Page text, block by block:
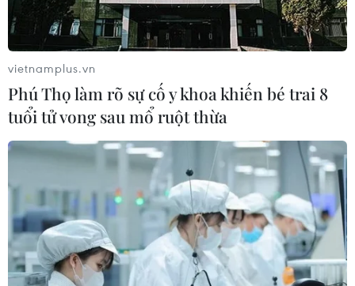
TIN CÙNG CHUYÊN MỤC
Chuyển Bộ Công an thông tin 7 cá
nhân bán vàng không rõ nguồn gốc
vietnamplus.vn
Phú Thọ làm rõ sự cố y khoa khiến bé trai 8
tuổi tử vong sau mổ ruột thừa